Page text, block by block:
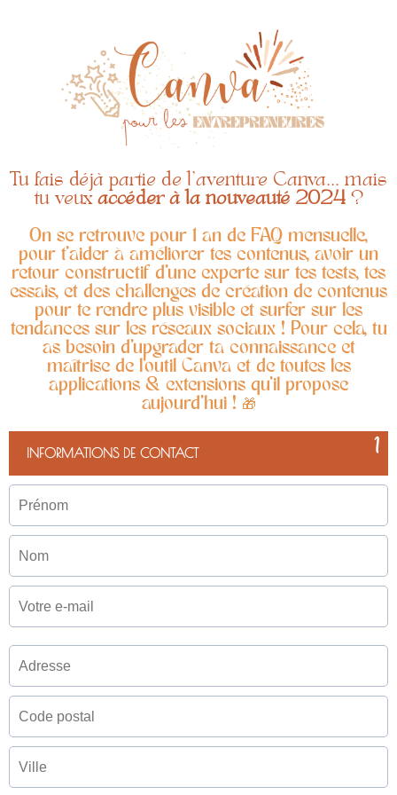
Tu fais déjà partie de l'aventure Canva... mais
tu veux accéder à la nouveauté 2024?
On se retrouve pour 1 an de FAQ mensuelle,
pour t'aider à améliorer tes contenus, avoir un
retour constructif d'une experte sur tes tests, tes
essais, et des challenges de création de contenus
pour te rendre plus visible et surfer sur les
tendances sur les réseaux sociaux ! Pour cela, tu
as besoin d'upgrader ta connaissance et
maîtrise de l'outil Canva et de toutes les
applications & extensions qu'il propose
aujourd'hui ! 🎁
INFORMATIONS DE CONTACT 1